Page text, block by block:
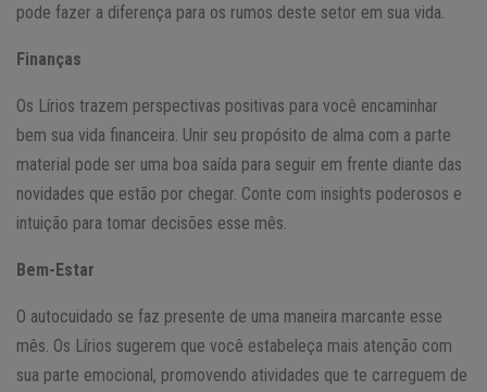
pode fazer a diferença para os rumos deste setor em sua vida.
Finanças
Os Lírios trazem perspectivas positivas para você encaminhar
bem sua vida financeira. Unir seu propósito de alma com a parte
material pode ser uma boa saída para seguir em frente diante das
novidades que estão por chegar. Conte com insights poderosos e
intuição para tomar decisões esse mês.
Bem-Estar
O autocuidado se faz presente de uma maneira marcante esse
mês. Os Lírios sugerem que você estabeleça mais atenção com
sua parte emocional, promovendo atividades que te carreguem de